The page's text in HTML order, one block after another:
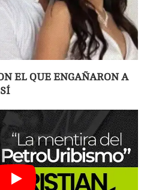
EL QUE ENGAÑARON A